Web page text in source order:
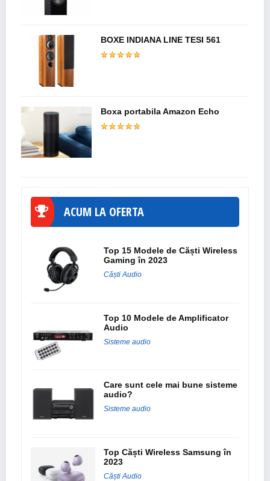
BOXE INDIANA LINE TESI 561
Boxa portabila Amazon Echo
ACUM LA OFERTA
Top 15 Modele de Căști Wireless
Gaming în 2023
Căști Audio
Top 10 Modele de Amplificator
Audio
Sisteme audio
Care sunt cele mai bune sisteme
audio?
Sisteme audio
Top Căști Wireless Samsung în
2023
Căști Audio